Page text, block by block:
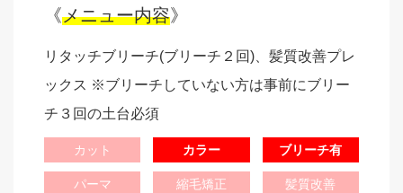
《メニュー内容》
リタッチブリーチ(ブリーチ２回)、髪質改善プレ
ックス ※ブリーチしていない方は事前にブリー
チ３回の土台必須
カット カラー ブリーチ有
パーマ 縮毛矯正 髪質改善